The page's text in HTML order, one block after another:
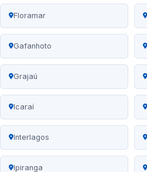
Floramar
Gafanhoto
Grajaú
Icaraí
Interlagos
Ipiranga